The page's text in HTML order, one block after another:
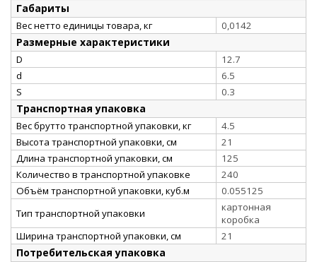
Габариты
Вес нетто единицы товара, кг 0,0142
Размерные характеристики
D
12.7
d
6.5
S
0.3
Транспортная упаковка
Вес брутто транспортной упаковки, кг
4.5
Высота транспортной упаковки, см
21
Длина транспортной упаковки, см
125
Количество в транспортной упаковке
240
Объём транспортной упаковки, куб.м
0.055125
Тип транспортной упаковки
картонная
коробка
Ширина транспортной упаковки, см
21
Потребительская упаковка